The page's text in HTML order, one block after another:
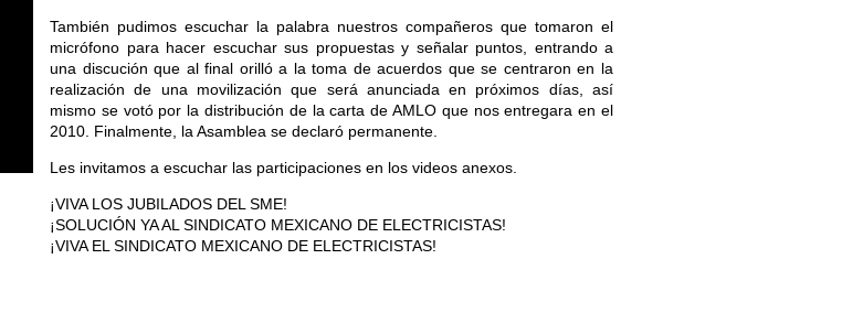
También pudimos escuchar la palabra nuestros compañeros que tomaron el
micrófono para hacer escuchar sus propuestas y señalar puntos, entrando a
una discución que al final orilló a la toma de acuerdos que se centraron en la
realización de una movilización que será anunciada en próximos días, así
mismo se votó por la distribución de la carta de AMLO que nos entregara en el
2010. Finalmente, la Asamblea se declaró permanente.
Les invitamos a escuchar las participaciones en los videos anexos.
¡VIVA LOS JUBILADOS DEL SME!
¡SOLUCIÓN YA AL SINDICATO MEXICANO DE ELECTRICISTAS!
¡VIVA EL SINDICATO MEXICANO DE ELECTRICISTAS!